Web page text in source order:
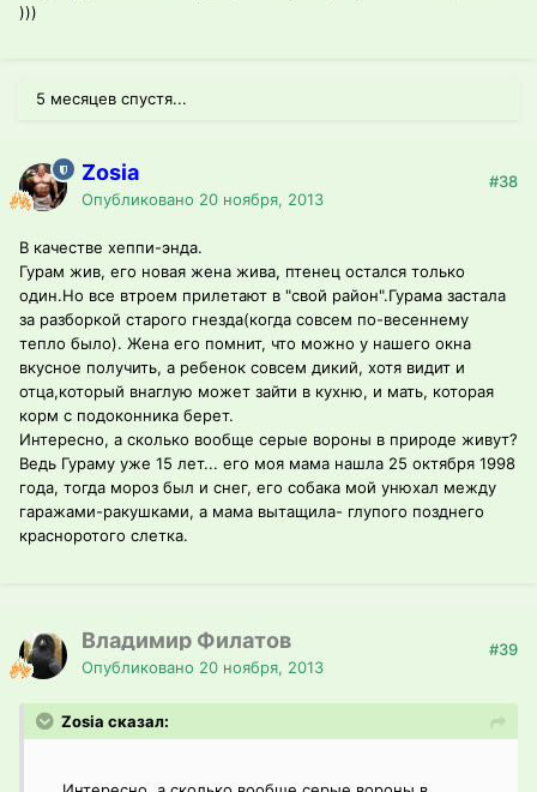
)))
5 месяцев спустя...
Zosia
Опубликовано 20 ноября, 2013
#38
В качестве хеппи-энда.
Гурам жив, его новая жена жива, птенец остался только
один.Но все втроем прилетают в "свой район".Гурама застала
за разборкой старого гнезда(когда совсем по-весеннему
тепло было). Жена его помнит, что можно у нашего окна
вкусное получить, а ребенок совсем дикий, хотя видит и
отца,который внаглую может зайти в кухню, и мать, которая
корм с подоконника берет.
Интересно, а сколько вообще серые вороны в природе живут?
Ведь Гураму уже 15 лет... его моя мама нашла 25 октября 1998
года, тогда мороз был и снег, его собака мой унюхал между
гаражами-ракушками, а мама вытащила- глупого позднего
красноротого слетка.
Владимир Филатов
Опубликовано 20 ноября, 2013
#39
Zosia сказал: